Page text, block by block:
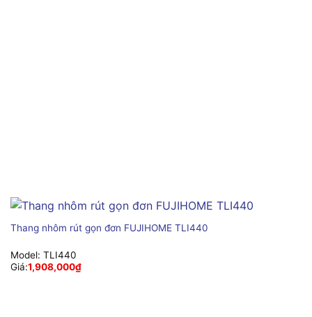
Thang nhôm rút gọn đơn FUJIHOME TLI440
Model: TLI440
Giá:1,908,000₫